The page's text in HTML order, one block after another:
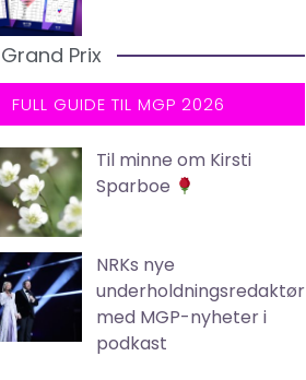
Prix
FULL GUIDE TIL MGP 2026
Til minne om Kirsti
Sparboe
NRKs nye
underholdningsredaktør
med MGP-nyheter i
podkast